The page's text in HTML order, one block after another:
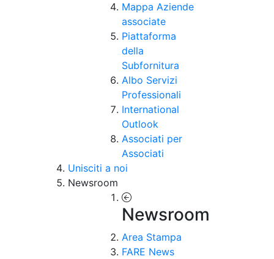
Mappa Aziende
associate
Piattaforma
della
Subfornitura
Albo Servizi
Professionali
International
Outlook
Associati per
Associati
Unisciti a noi
Newsroom
Newsroom
Area Stampa
FARE News